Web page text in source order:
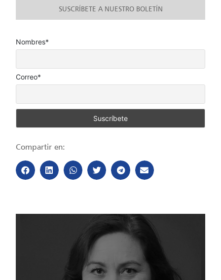
SUSCRÍBETE A NUESTRO BOLETÍN
Nombres*
Correo*
Compartir en: